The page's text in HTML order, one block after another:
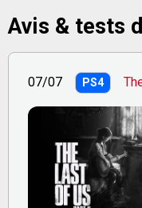
Avis & tests
07/07 PS4